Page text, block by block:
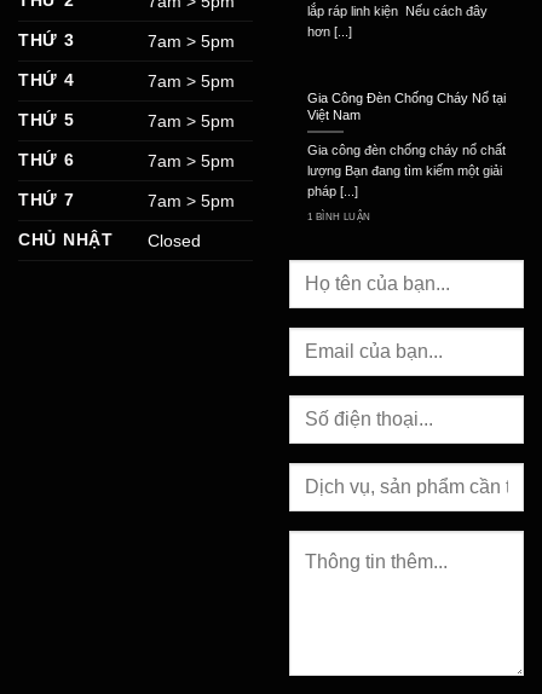
THỨ 3
7am > 5pm
THỨ 4
7am > 5pm
THỨ 5
7am > 5pm
THỨ 6
7am > 5pm
THỨ 7
7am > 5pm
CHỦ NHẬT
Closed
lắp ráp linh kiện Nếu cách đây
hơn [...]
Gia Công Đèn Chống Cháy Nổ tại
Việt Nam
Gia công đèn chống cháy nổ chất
lượng Bạn đang tìm kiếm một giải
pháp [...]
1 BÌNH LUẬN